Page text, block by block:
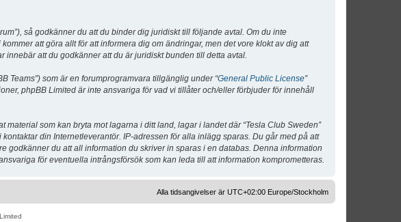
så godkänner du att du binder dig juridiskt till följande avtal. Om du inte
att göra allt för att informera dig om ändringar, men det vore klokt av dig att
innebär att du godkänner att du är juridiskt bunden till detta avtal.
Teams”) som är en forumprogramvara tillgänglig under “General Public License”
phpBB Limited är inte ansvariga för vad vi tillåter och/eller förbjuder för innehåll
som kan bryta mot lagarna i ditt land, lagar i landet där “Tesla Club Sweden”
din Internetleverantör. IP-adressen för alla inlägg sparas. Du går med på att
godkänner du att all information du skriver in sparas i en databas. Denna information
för eventuella intrångsförsök som kan leda till att information komprometteras.
Alla tidsangivelser är UTC+02:00 Europe/Stockholm